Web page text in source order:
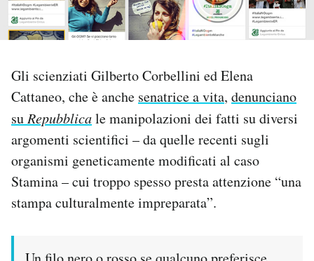
NEWSLETTER
SHOP
CALENDARIO
AREA PERSONALE
Newsletter
Gli scienziati Gilberto Corbellini ed Elena
Cattaneo, che è anche senatrice a vita, denunciano
suRepubblicale manipolazioni dei fatti su diversi
argomenti scientifici – da quelle recenti sugli
organismi geneticamente modificati al caso
Stamina – cui troppo spesso presta attenzione “una
stampa culturalmente impreparata”.